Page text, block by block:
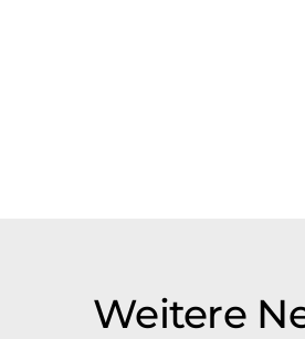
Weitere